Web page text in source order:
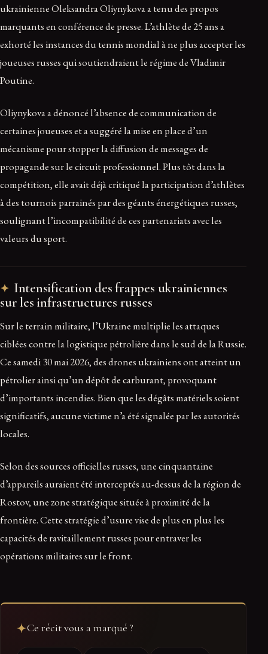
ukrainienne Oleksandra Oliynykova a tenu des propos
marquants en conférence de presse. L’athlète de 25 ans a
exhorté les instances du tennis mondial à ne plus accepter les
joueuses russes qui soutiendraient le régime de Vladimir
Poutine.
Oliynykova a dénoncé l’absence de communication de
certaines joueuses et a suggéré la mise en place d’un
mécanisme pour stopper la diffusion de messages de
propagande sur le circuit professionnel. Plus tôt dans la
compétition, elle avait déjà critiqué la participation d’athlètes
à des tournois parrainés par des géants énergétiques russes,
soulignant l’incompatibilité de ces partenariats avec les
valeurs du sport.
Intensification des frappes ukrainiennes
sur les infrastructures russes
Sur le terrain militaire, l’Ukraine multiplie les attaques
ciblées contre la logistique pétrolière dans le sud de la Russie.
Ce samedi 30 mai 2026, des drones ukrainiens ont atteint un
pétrolier ainsi qu’un dépôt de carburant, provoquant
d’importants incendies. Bien que les dégâts matériels soient
significatifs, aucune victime n’a été signalée par les autorités
locales.
Selon des sources officielles russes, une cinquantaine
d’appareils auraient été interceptés au-dessus de la région de
Rostov, une zone stratégique située à proximité de la
frontière. Cette stratégie d’usure vise de plus en plus les
capacités de ravitaillement russes pour entraver les
opérations militaires sur le front.
Ce récit vous a marqué ?